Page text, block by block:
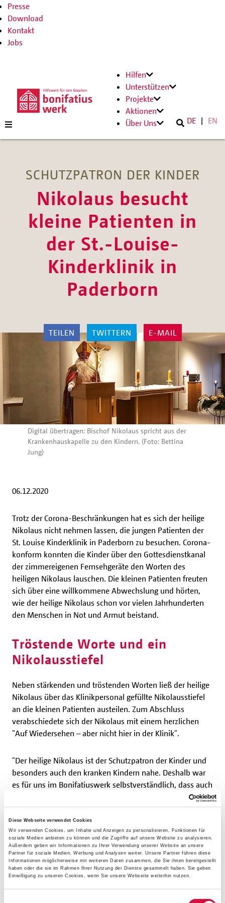
Diese Webseite verwendet Cookies
Wir verwenden Cookies, um Inhalte und Anzeigen zu personalisieren, Funktionen für
soziale Medien anbieten zu können und die Zugriffe auf unsere Website zu analysieren.
Außerdem geben wir Informationen zu Ihrer Verwendung unserer Website an unsere
Partner für soziale Medien, Werbung und Analysen weiter. Unsere Partner führen diese
Informationen möglicherweise mit weiteren Daten zusammen, die Sie ihnen bereitgestellt
haben oder die sie im Rahmen Ihrer Nutzung der Dienste gesammelt haben. Sie geben
Einwilligung zu unseren Cookies, wenn Sie unsere Webseite weiterhin nutzen.
Presse
Download
Kontakt
Jobs
Hilfen
Unterstützen
Projekte
Aktionen
Über Uns
DE EN
SCHUTZPATRON DER KINDER
Nikolaus besucht
kleine Patienten in
der St.-Louise-
Kinderklinik in
Paderborn
TEILEN TWITTERN E-MAIL
Digital übertragen: Bischof Nikolaus spricht aus der
Krankenhauskapelle zu den Kindern. (Foto: Bettina
Jung)
06.12.2020
Trotz der Corona-Beschränkungen hat es sich der heilige
Nikolaus nicht nehmen lassen, die jungen Patienten der
St. Louise Kinderklinik in Paderborn zu besuchen. Corona-
konform konnten die Kinder über den Gottesdienstkanal
der zimmereigenen Fernsehgeräte den Worten des
heiligen Nikolaus lauschen. Die kleinen Patienten freuten
sich über eine willkommene Abwechslung und hörten,
wie der heilige Nikolaus schon vor vielen Jahrhunderten
den Menschen in Not und Armut beistand.
Tröstende Worte und ein
Nikolausstiefel
Neben stärkenden und tröstenden Worten ließ der heilige
Nikolaus über das Klinikpersonal gefüllte Nikolausstiefel
an die kleinen Patienten austeilen. Zum Abschluss
verabschiedete sich der Nikolaus mit einem herzlichen
"Auf Wiedersehen – aber nicht hier in der Klinik".
"Der heilige Nikolaus ist der Schutzpatron der Kinder und
besonders auch den kranken Kindern nahe. Deshalb war
es für uns im Bonifatiuswerk selbstverständlich, dass auch
in diesem besonderen Jahr der Corona-Pandemie der
heilige Nikolaus die Kinderklinik besucht. Trotz aller
Einschränkungen konnten wir so den Kindern eine große
Freude bereiten." sagt Julian Heese, der im Bonifatiuswerk
Referent im Bereich Missionarische und diakonische
Pastoral ist.